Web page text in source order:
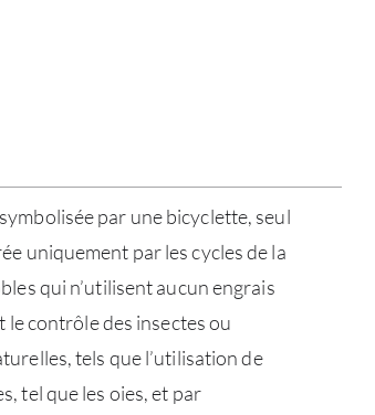
par une bicyclette, seul
uniquement par les cycles de la
qui n’utilisent aucun engrais
contrôle des insectes ou
tels que l’utilisation de
tel que les oies, et par